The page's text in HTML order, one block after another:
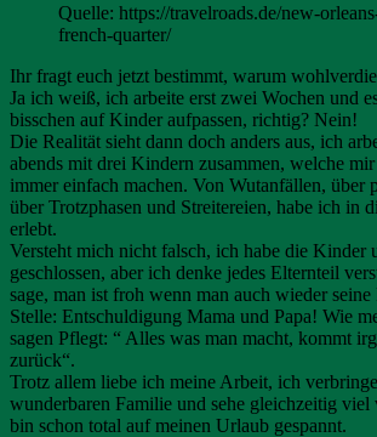
Quelle: https://travelroads.de/new-
french-quarter/
Ihr fragt euch jetzt bestimmt, warum
Ja ich weiß, ich arbeite erst zwei Wochen und
bisschen auf Kinder aufpassen, richtig? Nein!
Die Realität sieht dann doch anders aus, ich
abends mit drei Kindern zusammen, welche
immer einfach machen. Von Wutanfällen, über
über Trotzphasen und Streitereien, habe ich in
erlebt.
Versteht mich nicht falsch, ich habe die Kinder
geschlossen, aber ich denke jedes Elternteil
sage, man ist froh wenn man auch wieder
Stelle: Entschuldigung Mama und Papa! Wie
sagen Pflegt: “ Alles was man macht, kommt
zurück“.
Trotz allem liebe ich meine Arbeit, ich
wunderbaren Familie und sehe gleichzeitig
bin schon total auf meinen Urlaub gespannt.